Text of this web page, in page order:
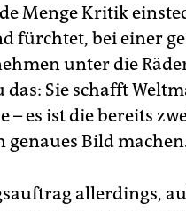
Menge Kritik
fürchtet, bei einer
unter die
Sie schafft
– es ist die bereits
Bild
allerdings,